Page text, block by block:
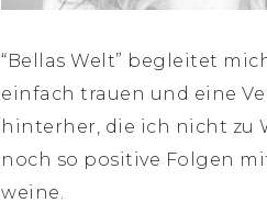
“Bellas Welt” begleitet
einfach trauen und eine
hinterher, die ich nicht zu
noch so positive Folgen
weine.